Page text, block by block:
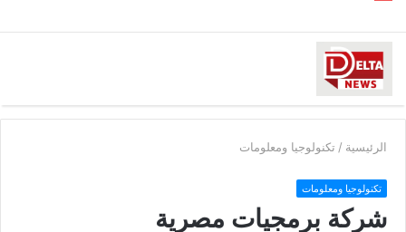
الرئيسية / تكنولوجيا ومعلومات
تكنولوجيا ومعلومات
شركة برمجيات مصرية